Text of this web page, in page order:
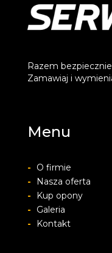
Razem
Zamawiaj i
Menu
-
O firmie
-
Nasza oferta
-
Kup opony
-
Galeria
-
Kontakt